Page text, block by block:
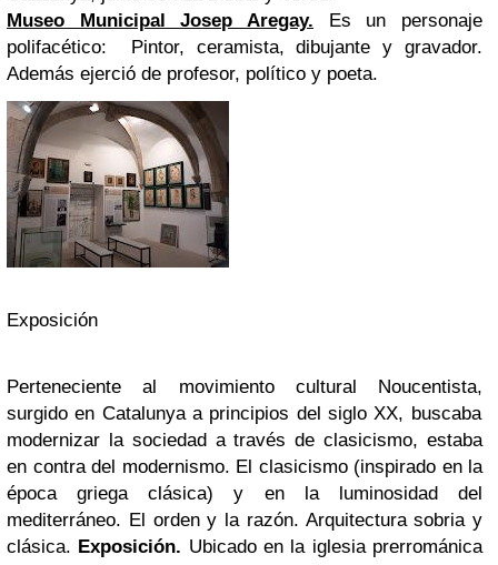
Museo Municipal Josep Aregay. Es un personaje
polifacético: Pintor, ceramista, dibujante y gravador.
Además ejerció de profesor, político y poeta.
Exposición
Perteneciente al movimiento cultural Noucentista,
surgido en Catalunya a principios del siglo XX, buscaba
modernizar la sociedad a través de clasicismo, estaba
en contra del modernismo. El clasicismo(inspirado en la
época griega clásica) y en la luminosidad del
mediterráneo. El orden y la razón. Arquitectura sobria y
clásica. Exposición. Ubicado en la iglesia prerrománica